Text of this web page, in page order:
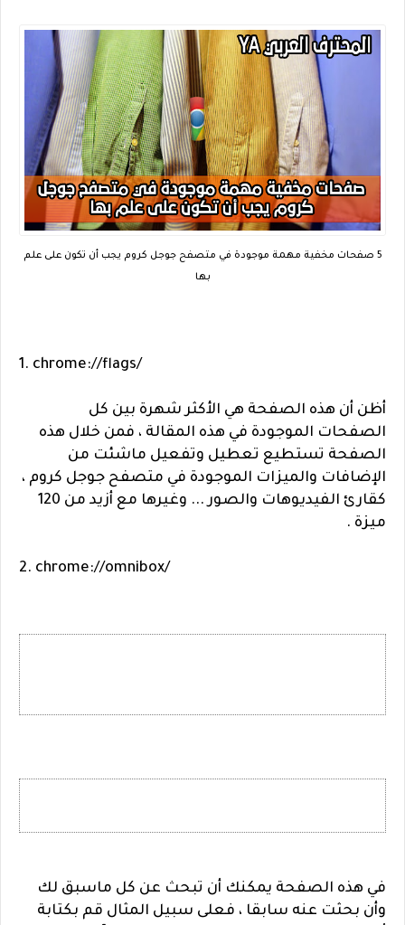
5 صفحات مخفية مهمة موجودة في متصفح جوجل كروم يجب أن تكون على علم
بها
1. chrome://flags/
أظن أن هذه الصفحة هي الأكثر شهرة بين كل
الصفحات الموجودة في هذه المقالة ، فمن خلال هذه
الصفحة تستطيع تعطيل وتفعيل ماشئت من
الإضافات والميزات الموجودة في متصفح جوجل كروم ،
كقارئ الفيديوهات والصور ... وغيرها مع أزيد من 120
ميزة .
2. chrome://omnibox/
في هذه الصفحة يمكنك أن تبحث عن كل ماسبق لك
وأن بحثت عنه سابقا ، فعلى سبيل المثال قم بكتابة